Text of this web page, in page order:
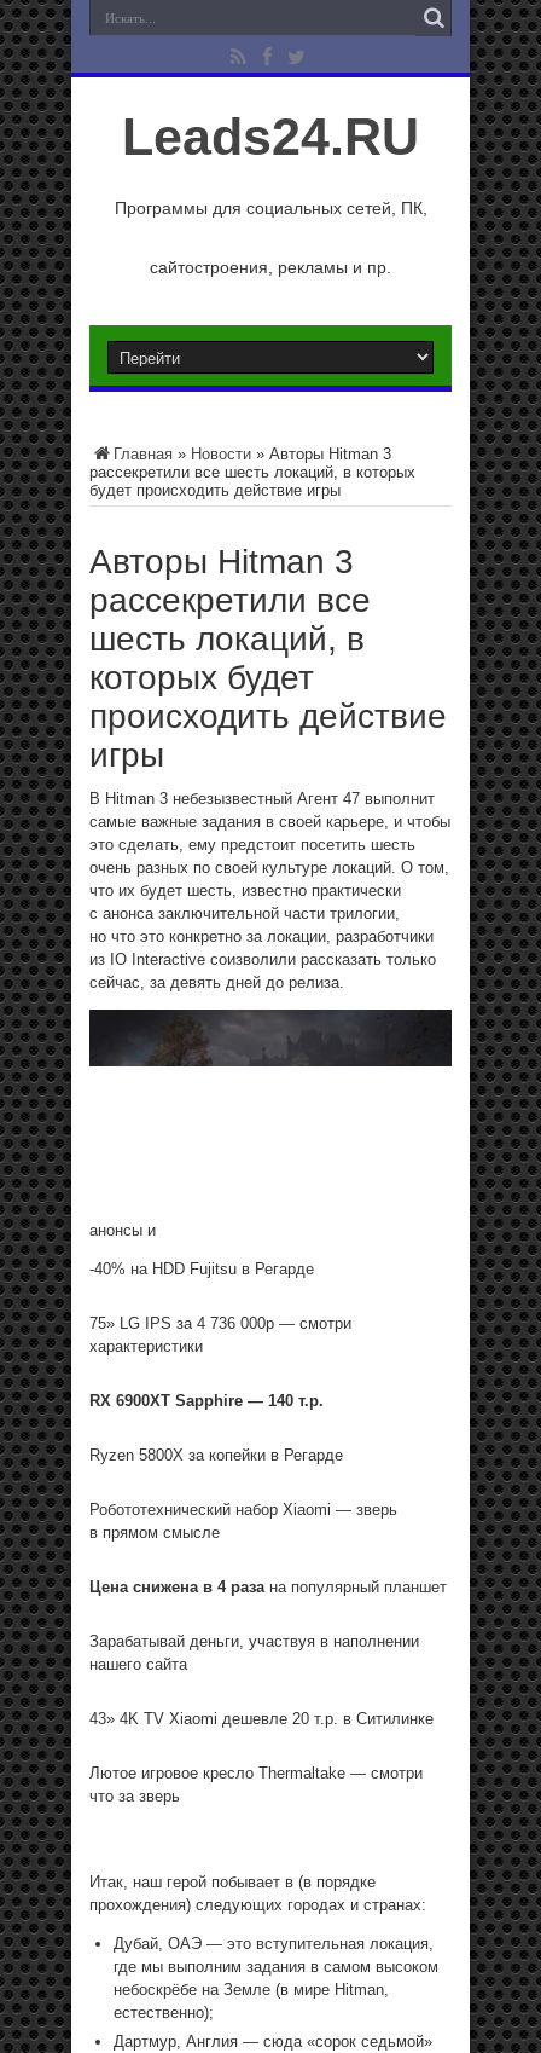
Leads24.RU
Программы для социальных сетей, ПК,
сайтостроения, рекламы и пр.
Главная » Новости » Авторы Hitman 3
рассекретили все шесть локаций, в которых
будет происходить действие игры
Авторы Hitman 3
рассекретили все
шесть локаций, в
которых будет
происходить действие
игры
В Hitman 3 небезызвестный Агент 47 выполнит
самые важные задания в своей карьере, и чтобы
это сделать, ему предстоит посетить шесть
очень разных по своей культуре локаций. О том,
что их будет шесть, известно практически
с анонса заключительной части трилогии,
но что это конкретно за локации, разработчики
из IO Interactive соизволили рассказать только
сейчас, за девять дней до релиза.
анонсы и
-40% на HDD Fujitsu в Регарде
75» LG IPS за 4 736 000р — смотри
характеристики
RX 6900XT Sapphire — 140 т.р.
Ryzen 5800X за копейки в Регарде
Робототехнический набор Xiaomi — зверь
в прямом смысле
Цена снижена в 4 разана популярный планшет
Зарабатывай деньги, участвуя в наполнении
нашего сайта
43» 4K TV Xiaomi дешевле 20 т.р. в Ситилинке
Лютое игровое кресло Thermaltake — смотри
что за зверь
Итак, наш герой побывает в (в порядке
прохождения) следующих городах и странах:
Дубай, ОАЭ — это вступительная локация,
где мы выполним задания в самом высоком
небоскрёбе на Земле (в мире Hitman,
естественно);
Дартмур, Англия — сюда «сорок седьмой»